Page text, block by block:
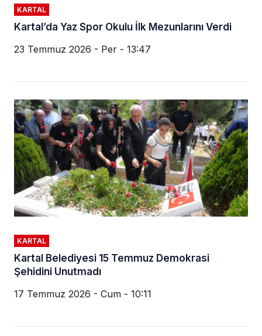
KARTAL
Kartal’da Yaz Spor Okulu İlk Mezunlarını Verdi
23 Temmuz 2026 - Per - 13:47
KARTAL
Kartal Belediyesi 15 Temmuz Demokrasi
Şehidini Unutmadı
17 Temmuz 2026 - Cum - 10:11